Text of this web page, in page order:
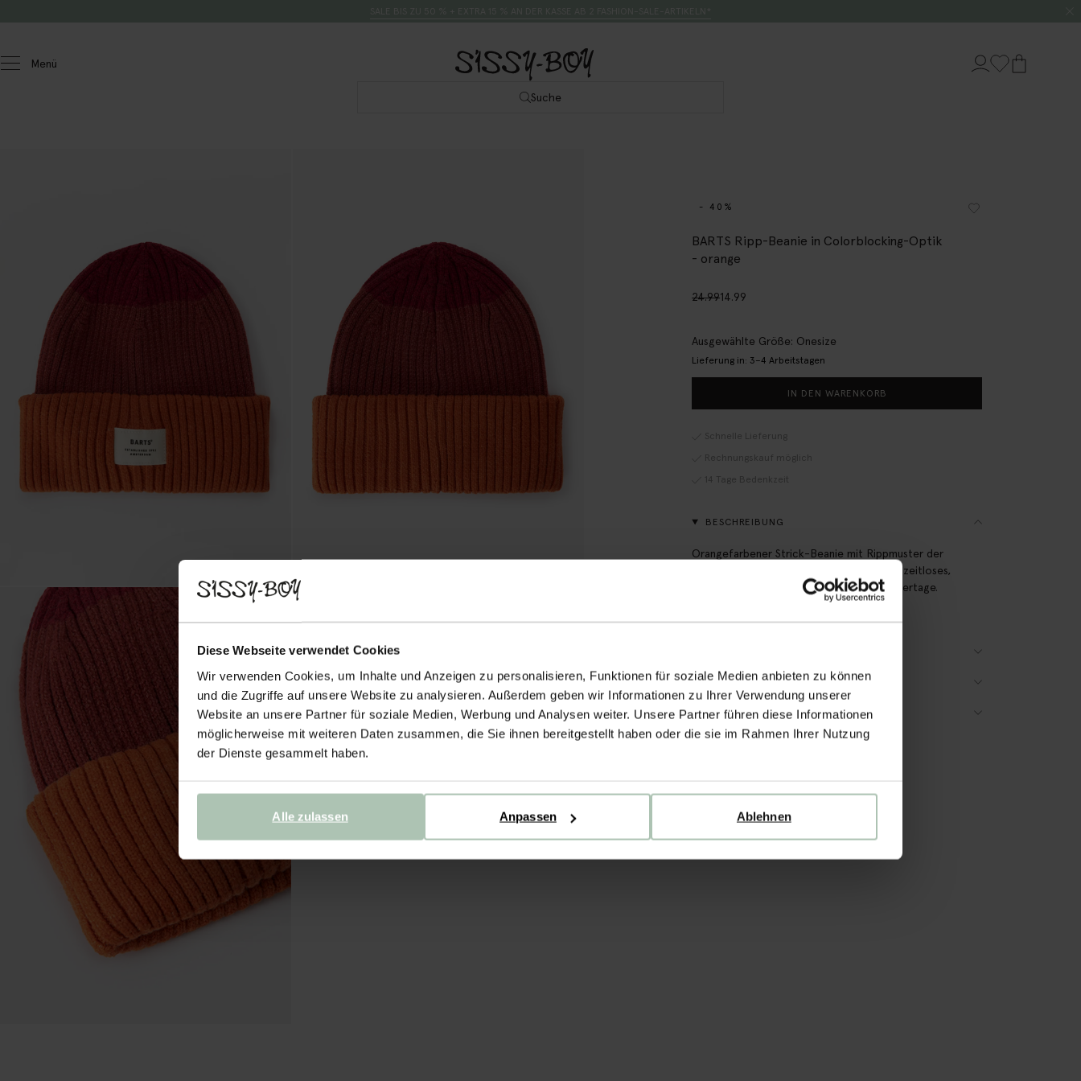
Diese Webseite verwendet Cookies
Wir verwenden Cookies, um Inhalte und Anzeigen zu personalisieren, Funktionen für soziale Medien anbieten zu können
und die Zugriffe auf unsere Website zu analysieren. Außerdem geben wir Informationen zu Ihrer Verwendung unserer
Website an unsere Partner für soziale Medien, Werbung und Analysen weiter. Unsere Partner führen diese Informationen
möglicherweise mit weiteren Daten zusammen, die Sie ihnen bereitgestellt haben oder die sie im Rahmen Ihrer Nutzung
der Dienste gesammelt haben.
Ablehnen
Anpassen
Alle zulassen
Menü
Suche
- 40%
BARTS Ripp-Beanie in Colorblocking-Optik
- orange
24.9914.99
Ausgewählte Größe: Onesize
Lieferung in: 3–4 Arbeitstagen
IN DEN WARENKORB
Schnelle Lieferung
Rechnungskauf möglich
14 Tage Bedenkzeit
BESCHREIBUNG
Orangefarbener Strick-Beanie mit Rippmuster der
Marke Barts. Der gestreifte Beanie ist ein zeitloses,
unverzichtbares Accessoire für kalte Wintertage.
Material: 88% Polyester, 12% Polyamid.
GRÖSSENTABELLE
VERSAND & RÜCKGABE